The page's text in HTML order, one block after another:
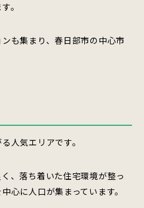
。
も集まり、春日部市の中心市
人気エリアです。
、落ち着いた住宅環境が整っ
心に人口が集まっています。